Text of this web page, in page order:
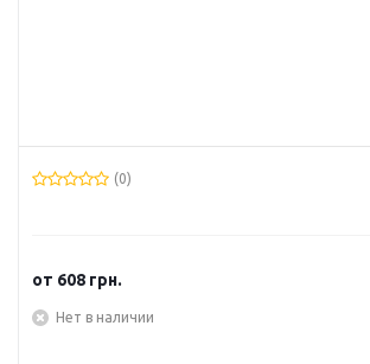
(0)
от 608 грн.
Нет в наличии